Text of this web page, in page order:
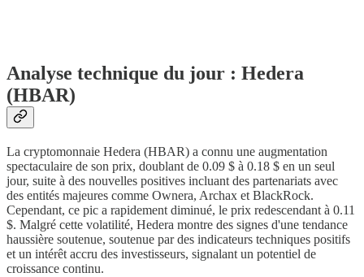
Analyse technique du jour : Hedera
(HBAR)
La cryptomonnaie Hedera (HBAR) a connu une augmentation
spectaculaire de son prix, doublant de 0.09 $ à 0.18 $ en un seul
jour, suite à des nouvelles positives incluant des partenariats avec
des entités majeures comme Ownera, Archax et BlackRock.
Cependant, ce pic a rapidement diminué, le prix redescendant à 0.11
$. Malgré cette volatilité, Hedera montre des signes d'une tendance
haussière soutenue, soutenue par des indicateurs techniques positifs
et un intérêt accru des investisseurs, signalant un potentiel de
croissance continu.